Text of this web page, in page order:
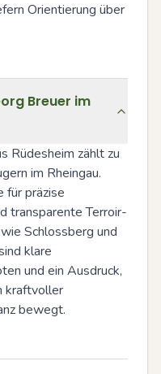
Orientierung über
Breuer im
Rüdesheim zählt zu
im Rheingau.
für präzise
transparente Terroir-
Schlossberg und
klare
und ein Ausdruck,
kraftvoller
bewegt.